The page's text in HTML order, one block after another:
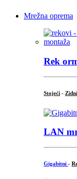
Mrežna oprema
Rek
Stojeći - Zidni
LAN
Gigabitni -